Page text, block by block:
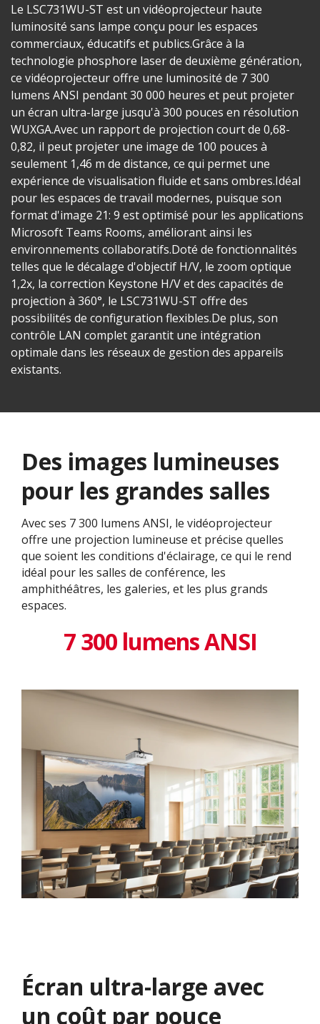
Le LSC731WU-ST est un vidéoprojecteur haute
luminosité sans lampe conçu pour les espaces
commerciaux, éducatifs et publics.Grâce à la
technologie phosphore laser de deuxième génération,
ce vidéoprojecteur offre une luminosité de 7 300
lumens ANSI pendant 30 000 heures et peut projeter
un écran ultra-large jusqu'à 300 pouces en résolution
WUXGA.Avec un rapport de projection court de 0,68-
0,82, il peut projeter une image de 100 pouces à
seulement 1,46 m de distance, ce qui permet une
expérience de visualisation fluide et sans ombres.Idéal
pour les espaces de travail modernes, puisque son
format d'image 21: 9 est optimisé pour les applications
Microsoft Teams Rooms, améliorant ainsi les
environnements collaboratifs.Doté de fonctionnalités
telles que le décalage d'objectif H/V, le zoom optique
1,2x, la correction Keystone H/V et des capacités de
projection à 360°, le LSC731WU-ST offre des
possibilités de configuration flexibles.De plus, son
contrôle LAN complet garantit une intégration
optimale dans les réseaux de gestion des appareils
existants.
Des images lumineuses
pour les grandes salles
Avec ses 7 300 lumens ANSI, le vidéoprojecteur
offre une projection lumineuse et précise quelles
que soient les conditions d'éclairage, ce qui le rend
idéal pour les salles de conférence, les
amphithéâtres, les galeries, et les plus grands
espaces.
7 300 lumens ANSI
Écran ultra-large avec
un coût par pouce